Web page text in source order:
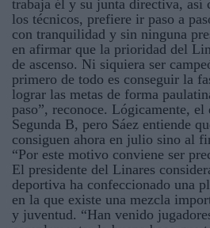
trabaja él y su junta directiva, así
los técnicos, prefiere ir paso a
con tranquilidad y sin ninguna
en afirmar que la prioridad del
de ascenso. Ni siquiera ser
primero de todo es conseguir la
lograr las metas de forma
paso”, reconoce. Lógicamente,
Segunda B, pero Sáez entiende
consiguen ahora en julio sino al
“Por este motivo conviene ser
El presidente del Linares
deportiva ha confeccionado una
en la que existe una mezcla
y juventud. “Han venido